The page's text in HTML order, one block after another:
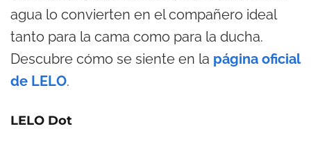
agua lo convierten en el compañero ideal
tanto para la cama como para la ducha.
Descubre cómo se siente en la página oficial
de LELO.
LELO Dot